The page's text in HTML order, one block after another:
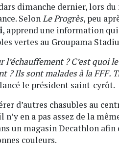
dimanche dernier, lors
SelonLe Progrès, peu
, apprend une information
vertes au Groupama
? C’est quoi
? Ils sont malades à la FFF.
le président saint-cyrôt.
d’autres chasubles au
en a pas assez de la
un magasin Decathlon afin
couleurs.